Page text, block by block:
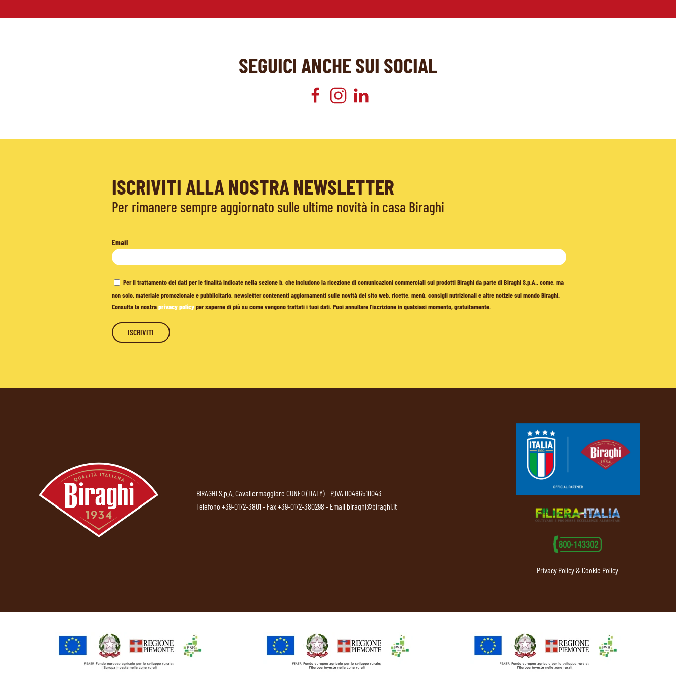
SEGUICI ANCHE SUI SOCIAL
ISCRIVITI ALLA NOSTRA NEWSLETTER
Per rimanere sempre aggiornato sulle ultime novità in casa Biraghi
Email
Per il trattamento dei dati per le finalità indicate nella sezione b, che includono la ricezione di comunicazioni commerciali sui prodotti Biraghi da parte di Biraghi S.p.A., come, ma
non solo, materiale promozionale e pubblicitario, newsletter contenenti aggiornamenti sulle novità del sito web, ricette, menù, consigli nutrizionali e altre notizie sul mondo Biraghi.
Consulta la nostraprivacy policyper saperne di più su come vengono trattati i tuoi dati. Puoi annullare l'iscrizione in qualsiasi momento, gratuitamente.
BIRAGHI S.p.A. Cavallermaggiore CUNEO (ITALY) - P.IVA 00486510043
Telefono +39-0172-3801- Fax +39-0172-380298 - Email biraghi@biraghi.it
Privacy Policy & Cookie Policy